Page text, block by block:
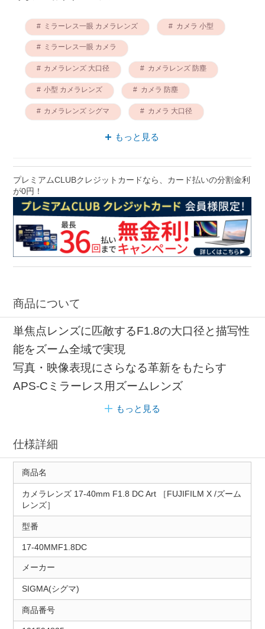
ミラーレス一眼 カメラレンズ カメラ 小型
ミラーレス一眼 カメラ
カメラレンズ 大口径 カメラレンズ 防塵
小型 カメラレンズ カメラ 防塵
カメラレンズ シグマ カメラ 大口径
ミラーレス一眼 ズームレンズ
もっと見る
プレミアムCLUBクレジットカードなら、カード払いの分割金利
が0円！
商品について
単焦点レンズに匹敵するF1.8の大口径と描写性
能をズーム全域で実現
写真・映像表現にさらなる革新をもたらす
APS-Cミラーレス用ズームレンズ
もっと見る
仕様詳細
商品名
カメラレンズ 17-40mm F1.8 DC Art ［FUJIFILM X /ズーム
レンズ］
型番
17-40MMF1.8DC
メーカー
SIGMA(シグマ)
商品番号